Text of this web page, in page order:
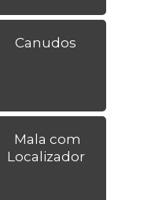
Canudos
Mala com
Localizador